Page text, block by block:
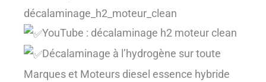
décalaminage_h2_moteur_clean
YouTube : décalaminage h2 moteur clean
Décalaminage à l’hydrogène sur toute
Marques et Moteurs diesel essence hybride